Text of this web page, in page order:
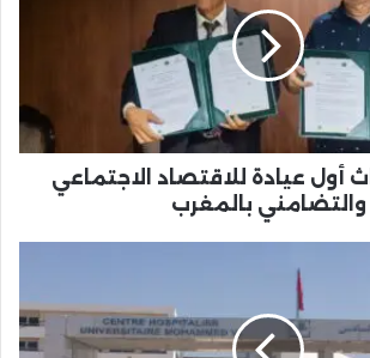
أول عيادة للاقتصاد الاجتماعي
والتضامني بالمغرب